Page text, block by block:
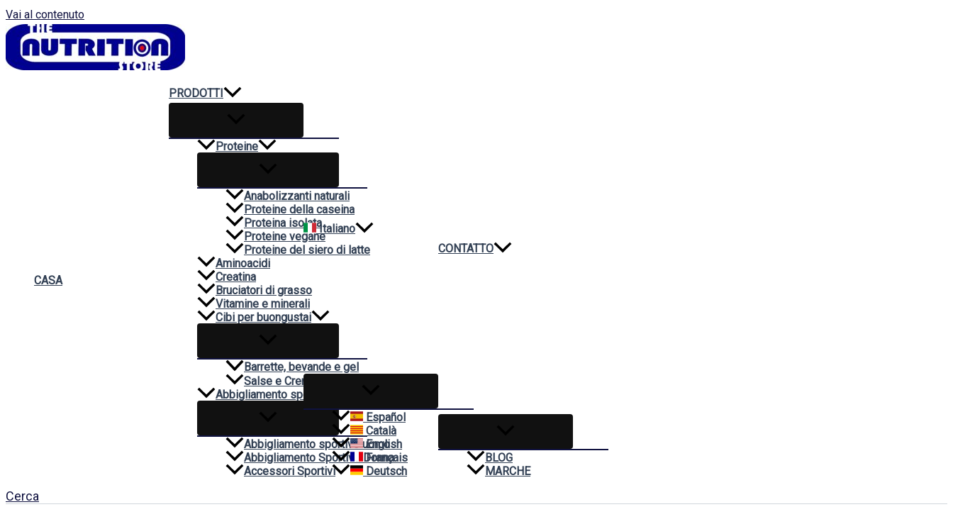
Vai al contenuto
CASA
PRODOTTI
Proteine
Anabolizzanti naturali
Proteine della caseina
Proteina isolata
Proteine vegane
Proteine del siero di latte
Aminoacidi
Creatina
Bruciatori di grasso
Vitamine e minerali
Cibi per buongustai
Barrette, bevande e gel
Salse e Creme
Abbigliamento sportivo
Abbigliamento sportivo uomo
Abbigliamento Sportivo Donna
Accessori Sportivi
Italiano
Español
Català
English
Français
Deutsch
CONTATTO
BLOG
MARCHE
Cerca